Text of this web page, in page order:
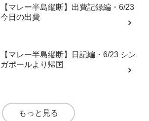
【マレー半島縦断】出費記録編・6/23
今日の出費
【マレー半島縦断】日記編・6/23 シン
ガポールより帰国
もっと見る